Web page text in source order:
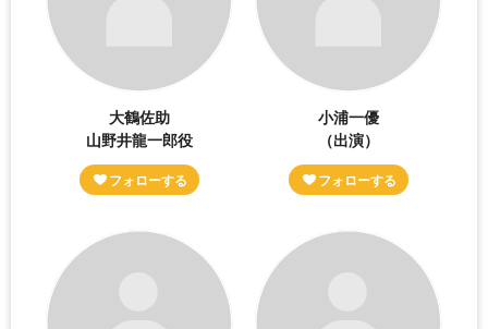
大鶴佐助
山野井龍一郎役
小浦一優
（出演）